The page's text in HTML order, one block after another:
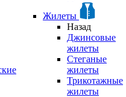
Жилеты
Назад
Джинсовые
жилеты
Стеганые
жилеты
Трикотажные
жилеты